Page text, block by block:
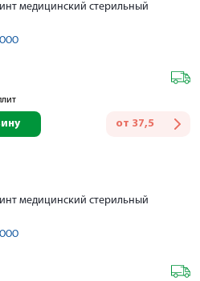
медицинский стерильный
ООО
от 37,5
медицинский стерильный
ООО